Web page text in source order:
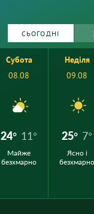
СЬОГОДНІ
Субота
08.08
24° 11°
Майже
безхмарно
Неділя
09.08
25° 7°
Ясно і
безхмарно